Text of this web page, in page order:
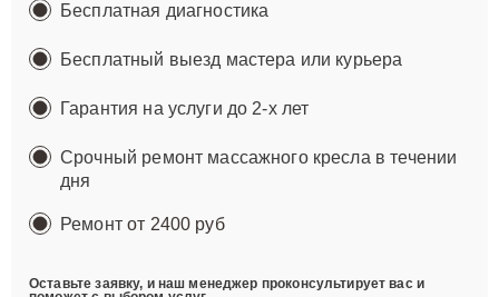
Бесплатная диагностика
Бесплатный выезд мастера или курьера
Гарантия на услуги до 2-х лет
Срочный ремонт массажного кресла в течении
дня
Ремонтот 2400 руб
Оставьте заявку, и наш менеджер проконсультирует вас и